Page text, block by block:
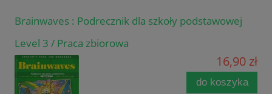
Brainwaves : Podrecznik dla szkoły podstawowej
Level 3 / Praca zbiorowa
16,90 zł
do koszyka